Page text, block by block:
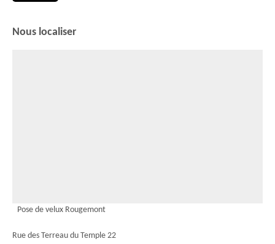
Nous localiser
Pose de velux Rougemont
Rue des Terreau du Temple 22